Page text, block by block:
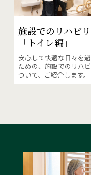
施設でのリハビリ
「トイレ編」
安心して快適な日々を
ための、施設でのリハ
ついて、ご紹介します。